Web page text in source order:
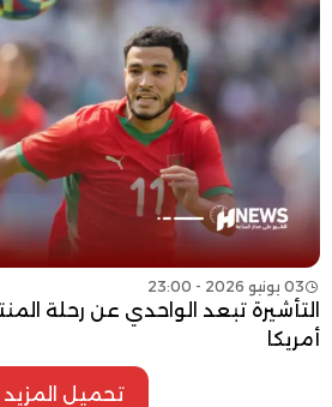
03 يونيو 2026 - 23:00
التأشيرة تبعد الواحدي عن رحلة
أمريكا
تحميل المزيد